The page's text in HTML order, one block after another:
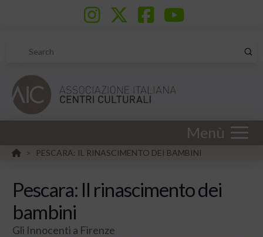
Search
Menù
HOME
> PESCARA: IL RINASCIMENTO DEI BAMBINI
Pescara: Il rinascimento dei
bambini
Gli Innocenti a Firenze